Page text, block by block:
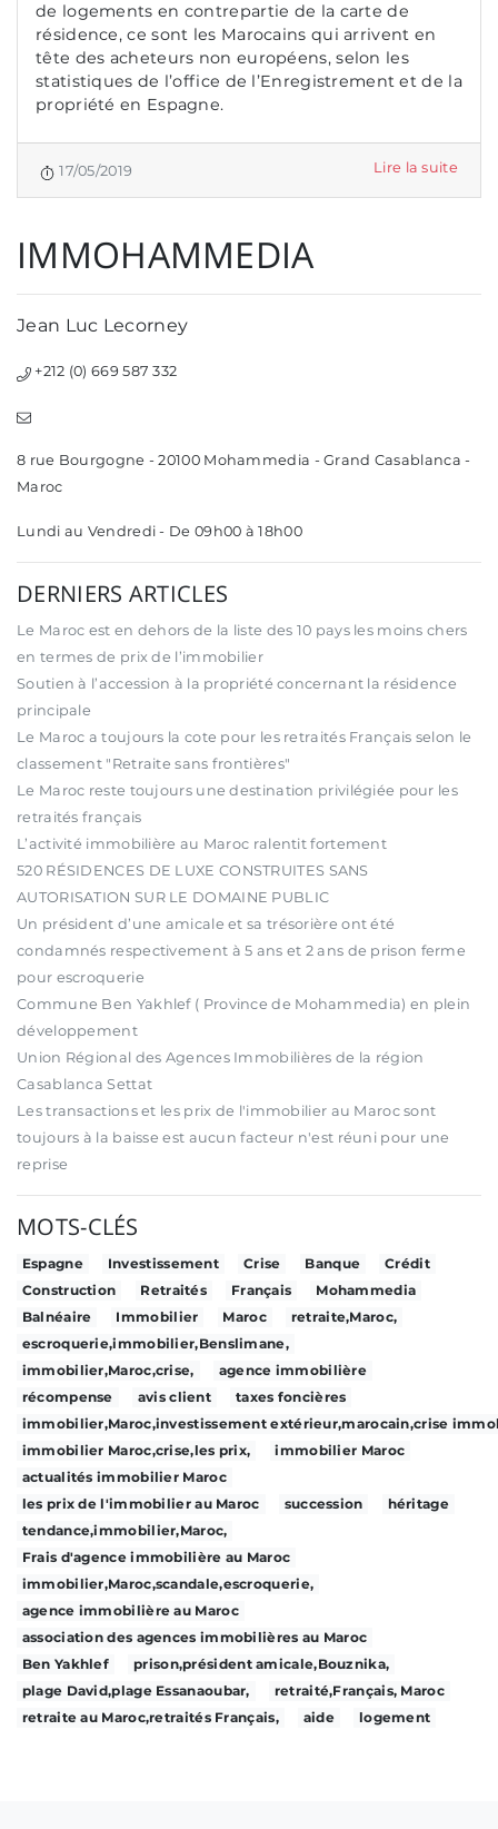
de logements en contrepartie de la carte de
résidence, ce sont les Marocains qui arrivent en
tête des acheteurs non européens, selon les
statistiques de l’office de l’Enregistrement et de la
propriété en Espagne.
17/05/2019 Lire la suite
IMMOHAMMEDIA
Jean Luc Lecorney
+212 (0) 669 587 332
8 rue Bourgogne - 20100 Mohammedia - Grand Casablanca -
Maroc
Lundi au Vendredi - De 09h00 à 18h00
DERNIERS ARTICLES
Le Maroc est en dehors de la liste des 10 pays les moins chers
en termes de prix de l’immobilier
Soutien à l’accession à la propriété concernant la résidence
principale
Le Maroc a toujours la cote pour les retraités Français selon le
classement "Retraite sans frontières"
Le Maroc reste toujours une destination privilégiée pour les
retraités français
L’activité immobilière au Maroc ralentit fortement
520 RÉSIDENCES DE LUXE CONSTRUITES SANS
AUTORISATION SUR LE DOMAINE PUBLIC
Un président d’une amicale et sa trésorière ont été
condamnés respectivement à 5 ans et 2 ans de prison ferme
pour escroquerie
Commune Ben Yakhlef ( Province de Mohammedia) en plein
développement
Union Régional des Agences Immobilières de la région
Casablanca Settat
Les transactions et les prix de l'immobilier au Maroc sont
toujours à la baisse est aucun facteur n'est réuni pour une
reprise
MOTS-CLÉS
Espagne Investissement Crise Banque
Crédit
Construction
Retraités Français
Mohammedia
Balnéaire
Immobilier Maroc
retraite,Maroc,
escroquerie,immobilier,Benslimane,
immobilier,Maroc,crise,
agence immobilière
récompense
avis client
taxes foncières
immobilier,Maroc,investissement extérieur,marocain,crise
immobilier Maroc,crise,les prix,
immobilier Maroc
actualités immobilier Maroc
les prix de l'immobilier au Maroc
succession
héritage
tendance,immobilier,Maroc,
Frais d'agence immobilière au Maroc
immobilier,Maroc,scandale,escroquerie,
agence immobilière au Maroc
association des agences immobilières au Maroc
Ben Yakhlef
prison,président amicale,Bouznika,
plage David,plage Essanaoubar,
retraité,Français, Maroc
retraite au Maroc,retraités Français,
aide logement